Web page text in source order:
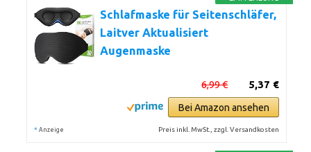
Schlafmaske für Seitenschläfer,
Laitver Aktualisiert
Augenmaske
5,37 €
6,99 €
Bei Amazon ansehen
* Anzeige Preis inkl. MwSt., zzgl. Versandkosten